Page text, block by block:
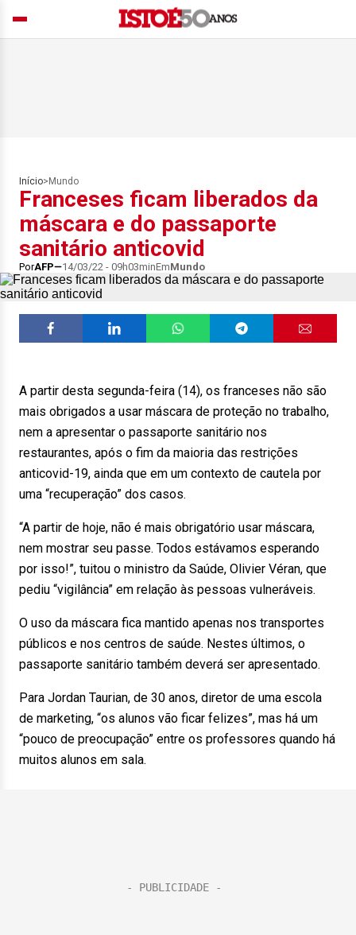
Início> Mundo
Franceses ficam liberados da
máscara e do passaporte
sanitário anticovid
PorAFP 14/03/22 - 09h03minEmMundo
A partir desta segunda-feira (14), os franceses não são
mais obrigados a usar máscara de proteção no trabalho,
nem a apresentar o passaporte sanitário nos
restaurantes, após o fim da maioria das restrições
anticovid-19, ainda que em um contexto de cautela por
uma “recuperação” dos casos.
“A partir de hoje, não é mais obrigatório usar máscara,
nem mostrar seu passe. Todos estávamos esperando
por isso!”, tuitou o ministro da Saúde, Olivier Véran, que
pediu “vigilância” em relação às pessoas vulneráveis.
O uso da máscara fica mantido apenas nos transportes
públicos e nos centros de saúde. Nestes últimos, o
passaporte sanitário também deverá ser apresentado.
Para Jordan Taurian, de 30 anos, diretor de uma escola
de marketing, “os alunos vão ficar felizes”, mas há um
“pouco de preocupação” entre os professores quando há
muitos alunos em sala.